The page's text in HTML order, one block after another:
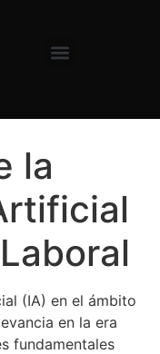
la
(IA) en el ámbito
en la era
fundamentales